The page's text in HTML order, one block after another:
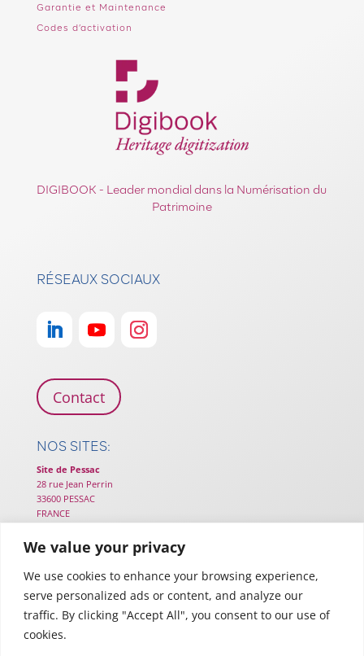
We value your privacy
We use cookies to enhance your browsing experience,
serve personalized ads or content, and analyze our
traffic. By clicking "Accept All", you consent to our use of
cookies.
Garantie et Maintenance
Codes d’activation
DIGIBOOK - Leader mondial dans la Numérisation du
Patrimoine
RÉSEAUX SOCIAUX
Contact
NOS SITES:
Site de Pessac
28 rue Jean Perrin
33600 PESSAC
FRANCE
25B chemin de Lou Tribail
FRANCE
Site de Toulouse
116 Rte d’Espagne – TWIGA
31100 TOULOUSE